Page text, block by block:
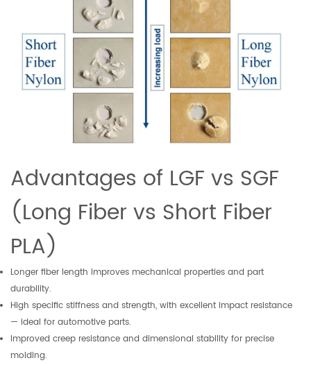
Advantages of LGF vs SGF
(Long Fiber vs Short Fiber
PLA)
Longer fiber length improves mechanical properties and part
durability.
High specific stiffness and strength, with excellent impact resistance
— ideal for automotive parts.
Improved creep resistance and dimensional stability for precise
molding.